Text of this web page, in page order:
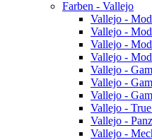
Farben - Vallejo
Vallejo -
Vallejo -
Vallejo -
Vallejo -
Vallejo -
Vallejo -
Vallejo -
Vallejo -
Vallejo -
Vallejo -